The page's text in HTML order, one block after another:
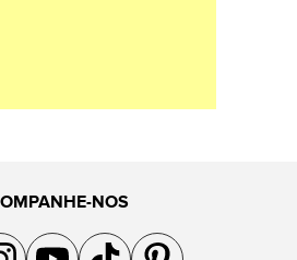
NOS
a gente no Facebook
a gente no Instagram
Acompanhe a gente no YouTube
Acompanhe a gente no TikTok
Acompanhe a gente no